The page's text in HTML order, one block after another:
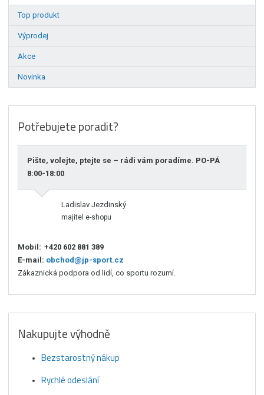
Top produkt
Výprodej
Akce
Novinka
Potřebujete poradit?
Pište, volejte, ptejte se – rádi vám poradíme. PO-PÁ
8:00-18:00
Ladislav Jezdinský
majitel e-shopu
Mobil: +420 602 881 389
E-mail: obchod@jp-sport.cz
Zákaznická podpora od lidí, co sportu rozumí.
Nakupujte výhodně
Bezstarostný nákup
Rychlé odeslání